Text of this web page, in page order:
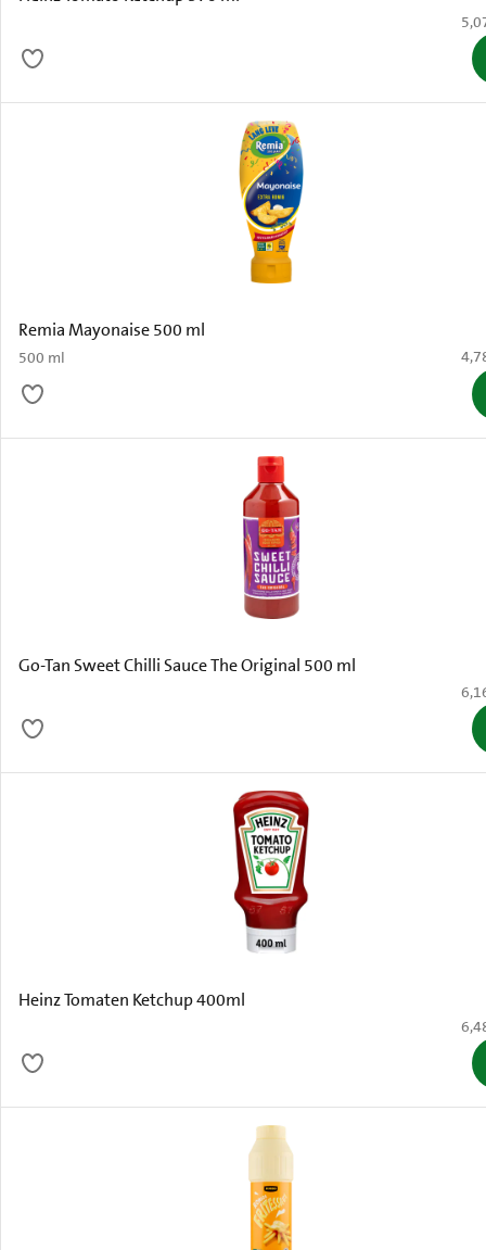
€
Remia Mayonaise 500 ml
500 ml €
Go-Tan Sweet Chilli Sauce The Original 500 ml
€
Heinz Tomaten Ketchup 400ml
€